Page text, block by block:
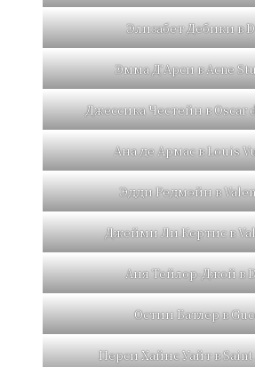
Элизабет Дебики в
Эмма Д’Арси в Acne
Джессика Честейн в Oscar
Ана де Армас в Louis
Эдди Редмэйн в
Джейми Ли Кертис в
Аня Тейлор-Джой в
Остин Батлер в
Перси Хайнс Уайт в